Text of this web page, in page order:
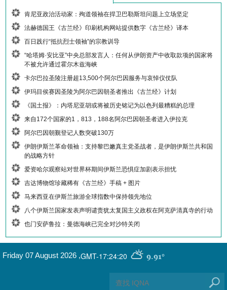
肯尼亚政治活动家：殉道领袖在捍卫巴勒斯坦问题上立场坚定
法赫德国王《古兰经》印刷机构网站提供数字《古兰经》译本
百日践行“抵抗烈士领袖”的宗教训导
“哈塔姆·安比亚”中央总部发言人：任何从伊朗资产中收取款项的国家将
不被允许通过霍尔木兹海峡
卡尔巴拉圣陵注册超13,500个阿尔巴因服务与哀悼仪仗队
伊玛目侯赛因圣陵为阿尔巴因朝圣者推出《古兰经》计划
《国土报》：内塔尼亚胡或将被历史铭记为以色列最糟糕的总理
来自172个国家的1，813，188名阿尔巴因朝圣者进入伊拉克
阿尔巴因朝觐登记人数突破130万
伊朗伊斯兰革命领袖：支持黎巴嫩真主党圣战者，是伊朗伊斯兰共和国
的战略方针
爱资哈尔观察站对世界杯期间伊斯兰恐惧症加剧表示担忧
吉达博物馆珍藏稀有《古兰经》手稿 + 图片
马来西亚在伊斯兰旅游全球指数中保持领先地位
八个伊斯兰国家发表声明谴责犹太复国主义政权在阿克萨清真寺的行动
也门安萨鲁拉：曼德海峡已完全对沙特关闭
GMT-17:24:20 9.91°
Friday 07 August 2026 ,